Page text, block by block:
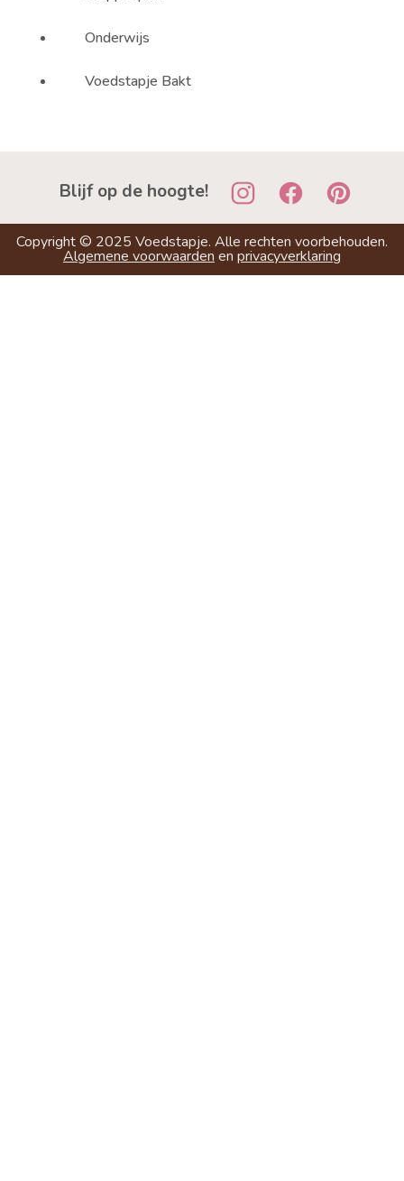
Onderwijs
Voedstapje Bakt
Blijf op de hoogte!
Copyright © 2025 Voedstapje. Alle rechten voorbehouden.
Algemene voorwaarden en privacyverklaring